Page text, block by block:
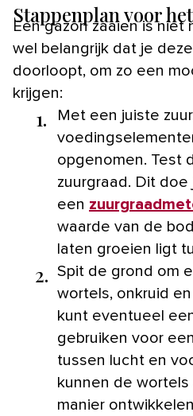
Stappenplan voor
Een gazon zaaien is niet
wel belangrijk dat je
doorloopt, om zo een
krijgen:
1.
Met een juiste
opgenomen. Test
zuurgraad. Dit
een
waarde van de
laten groeien ligt
2. Spit de grond om
wortels, onkruid
kunt eventueel
gebruiken voor
tussen lucht en
kunnen de
manier ontwikkelen